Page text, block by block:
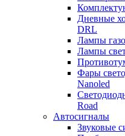
Дневные
DRL
Лампы
Лампы
Фары
Nanoled
Road
Автосигналы
Звуковые